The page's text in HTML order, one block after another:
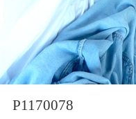
P1170078